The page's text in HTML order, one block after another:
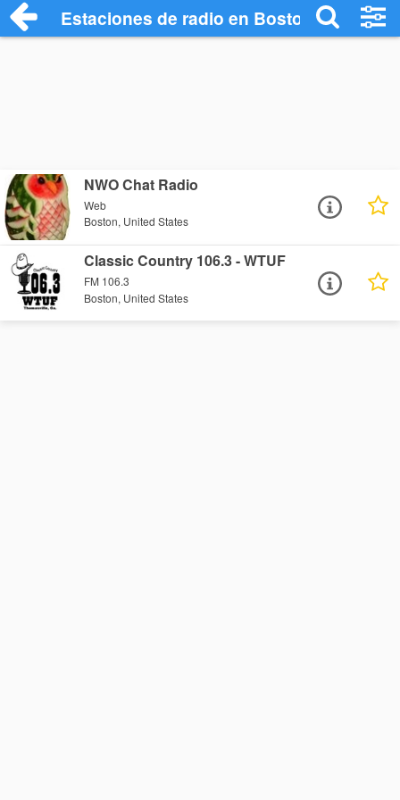
Estaciones de radio en Boston -
NWO Chat Radio
Web
Boston, United States
Classic Country 106.3 - WTUF
FM 106.3
Boston, United States